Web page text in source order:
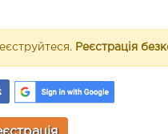
Реєстрація